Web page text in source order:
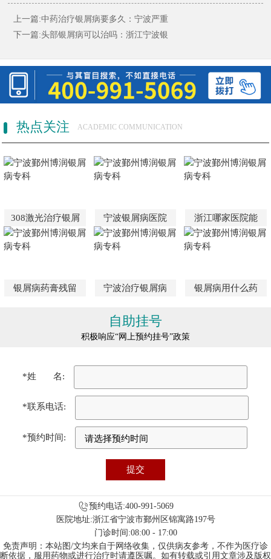
上一篇:中药治疗银屑病要多久：宁波严重
下一篇:头部银屑病可以治吗：浙江宁波银
热点关注 ACADEMIC COMMUNICATION
308激光治疗银屑 宁波银屑病医院 浙江哪家医院能
银屑病药膏残留 宁波治疗银屑病 银屑病用什么药
自助挂号
积极响应“网上预约挂号”政策
*姓 名:
*联系电话:
*预约时间:
预约电话:400-991-5069
医院地址:浙江省宁波市鄞州区锦寓路197号
门诊时间:08:00 - 17:00
免责声明：本站图/文均来自于网络收集，仅供病友参考，不作为医疗诊
断依据，服用药物或进行治疗时请遵医嘱。如有转载或引用文章涉及版权